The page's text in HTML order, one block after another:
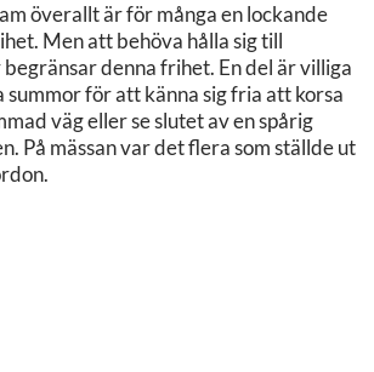
överallt är för många en lockande
Men att behöva hålla sig till
denna frihet. En del är villiga
summor för att känna sig fria att korsa
väg eller se slutet av en spårig
På mässan var det flera som ställde ut